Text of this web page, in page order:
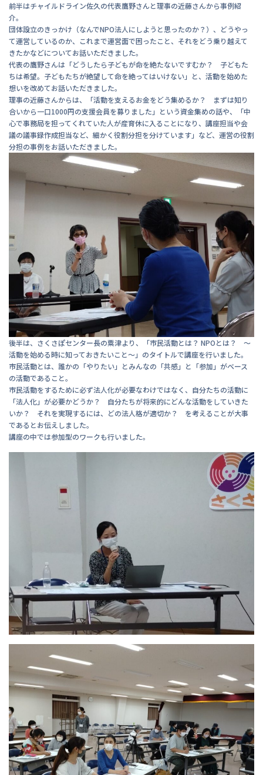
前半はチャイルドライン佐久の代表鷹野さんと理事の近藤さんから事例紹
介。
団体設立のきっかけ（なんでNPO法人にしようと思ったのか？）、どうやっ
て運営しているのか、これまで運営面で困ったこと、それをどう乗り越えて
きたかなどについてお話いただきました。
代表の鷹野さんは「どうしたら子どもが命を絶たないですむか？ 子どもた
ちは希望。子どもたちが絶望して命を絶ってはいけない」と、活動を始めた
想いを改めてお話いただきました。
理事の近藤さんからは、「活動を支えるお金をどう集めるか？ まずは知り
合いから一口1000円の支援会員を募りました」という資金集めの話や、「中
心で事務局を担ってくれていた人が産育休に入ることになり、講座担当や会
議の議事録作成担当など、細かく役割分担を分けています」など、運営の役割
分担の事例をお話いただきました。
後半は、さくさぽセンター長の粟津より、「市民活動とは？ NPOとは？ ～
活動を始める時に知っておきたいこと～」のタイトルで講座を行いました。
市民活動とは、誰かの「やりたい」とみんなの「共感」と「参加」がベース
の活動であること。
市民活動をするために必ず法人化が必要なわけではなく、自分たちの活動に
「法人化」が必要かどうか？ 自分たちが将来的にどんな活動をしていきた
いか？ それを実現するには、どの法人格が適切か？ を考えることが大事
であるとお伝えしました。
講座の中では参加型のワークも行いました。